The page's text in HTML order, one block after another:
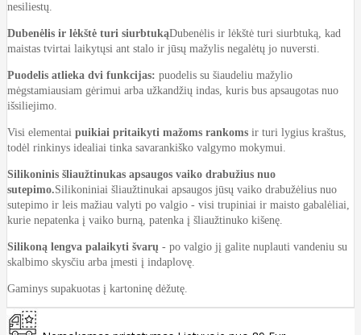
nesiliestų.
Dubenėlis ir lėkštė turi siurbtukąDubenėlis ir lėkštė turi siurbtuką, kad
maistas tvirtai laikytųsi ant stalo ir jūsų mažylis negalėtų jo nuversti.
Puodelis atlieka dvi funkcijas: puodelis su šiaudeliu mažylio
mėgstamiausiam gėrimui arba užkandžių indas, kuris bus apsaugotas nuo
išsiliejimo.
Visi elementai puikiai pritaikyti mažoms rankoms ir turi lygius kraštus,
todėl rinkinys idealiai tinka savarankiško valgymo mokymui.
Silikoninis šliaužtinukas apsaugos vaiko drabužius nuo
sutepimo.Silikoniniai šliaužtinukai apsaugos jūsų vaiko drabužėlius nuo
sutepimo ir leis mažiau valyti po valgio - visi trupiniai ir maisto gabalėliai,
kurie nepatenka į vaiko burną, patenka į šliaužtinuko kišenę.
Silikoną lengva palaikyti švarų - po valgio jį galite nuplauti vandeniu su
skalbimo skysčiu arba įmesti į indaplovę.
Gaminys supakuotas į kartoninę dėžutę.